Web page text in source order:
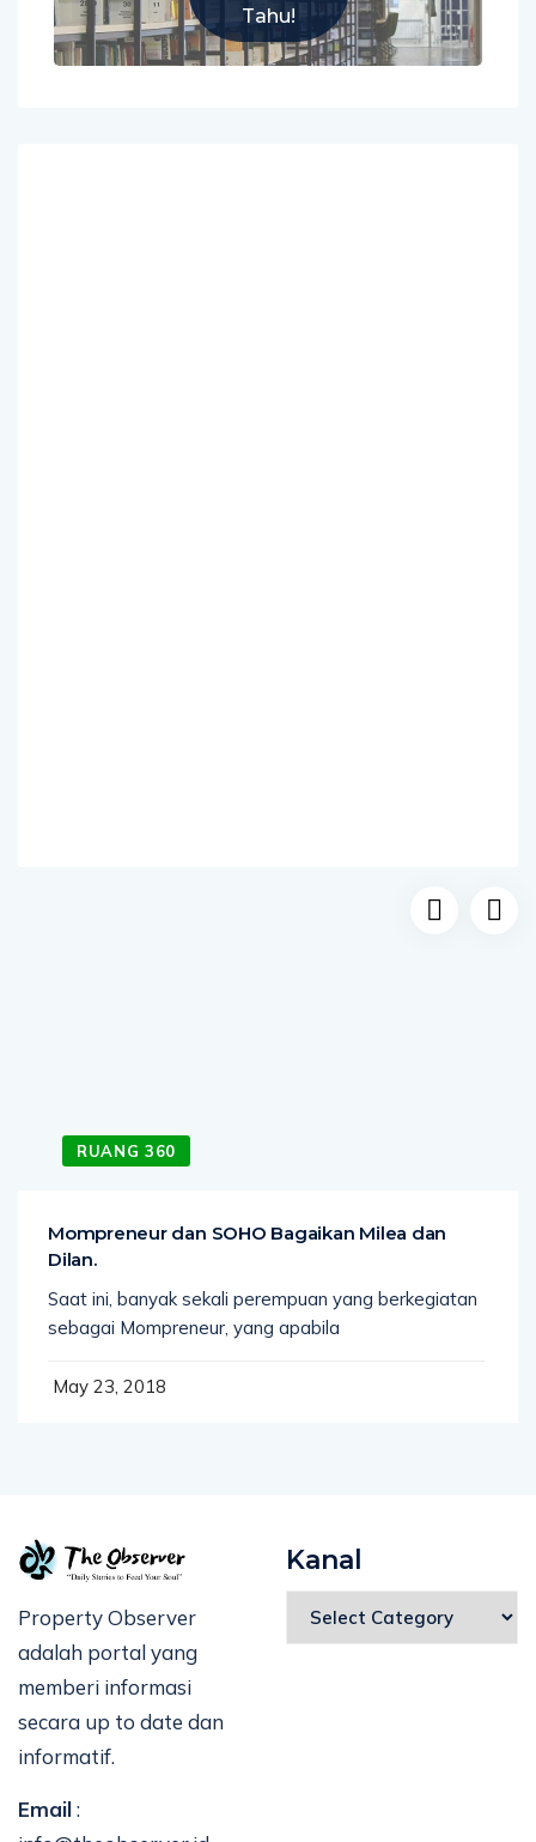
Tahu!
RUANG 360
Mompreneur dan SOHO Bagaikan Milea dan
Dilan.
Saat ini, banyak sekali perempuan yang berkegiatan
sebagai Mompreneur, yang apabila
May 23, 2018
Property Observer
adalah portal yang
memberi informasi
secara up to date dan
informatif.
Email:
Kanal